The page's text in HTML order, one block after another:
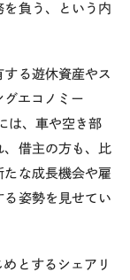
を負う、という内
る遊休資産やス
グエコノミー
は、車や空き部
、借主の方も、比
な成長機会や雇
る姿勢を見せてい
とするシェアリ